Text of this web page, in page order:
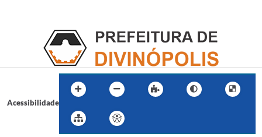
Acessibilidade